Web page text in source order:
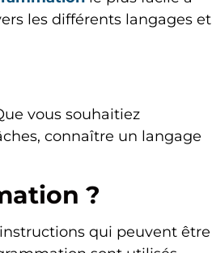
les différents langages et
vous souhaitiez
connaître un langage
?
qui peuvent être